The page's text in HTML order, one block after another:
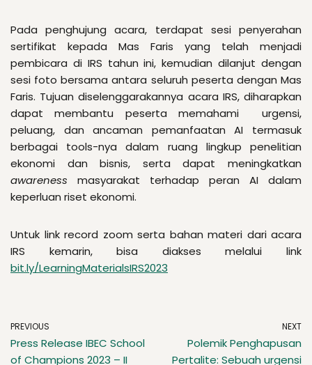
Pada penghujung acara, terdapat sesi penyerahan
sertifikat kepada Mas Faris yang telah menjadi
pembicara di IRS tahun ini, kemudian dilanjut dengan
sesi foto bersama antara seluruh peserta dengan Mas
Faris. Tujuan diselenggarakannya acara IRS, diharapkan
dapat membantu peserta memahami
urgensi,
peluang, dan ancaman pemanfaatan AI termasuk
berbagai tools-nya dalam ruang lingkup penelitian
ekonomi dan bisnis, serta dapat meningkatkan
awareness masyarakat terhadap peran AI dalam
keperluan riset ekonomi.
Untuk link record zoom serta bahan materi dari acara
IRS kemarin, bisa diakses melalui link
bit.ly/LearningMaterialsIRS2023
PREVIOUS
Press Release IBEC School
of Champions 2023 – II
NEXT
Polemik Penghapusan
Pertalite: Sebuah urgensi